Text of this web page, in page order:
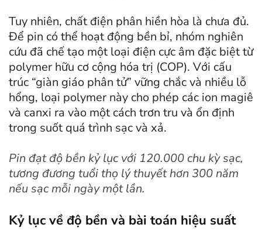
Tuy nhiên, chất điện phân hiền hòa là chưa đủ.
Để pin có thể hoạt động bền bỉ, nhóm nghiên
cứu đã chế tạo một loại điện cực âm đặc biệt từ
polymer hữu cơ cộng hóa trị (COP). Với cấu
trúc “giàn giáo phân tử” vững chắc và nhiều lỗ
hổng, loại polymer này cho phép các ion magiê
và canxi ra vào một cách trơn tru và ổn định
trong suốt quá trình sạc và xả.
Pin đạt độ bền kỷ lục với 120.000 chu kỳ sạc,
tương đương tuổi thọ lý thuyết hơn 300 năm
nếu sạc mỗi ngày một lần.
Kỷ lục về độ bền và bài toán hiệu suất